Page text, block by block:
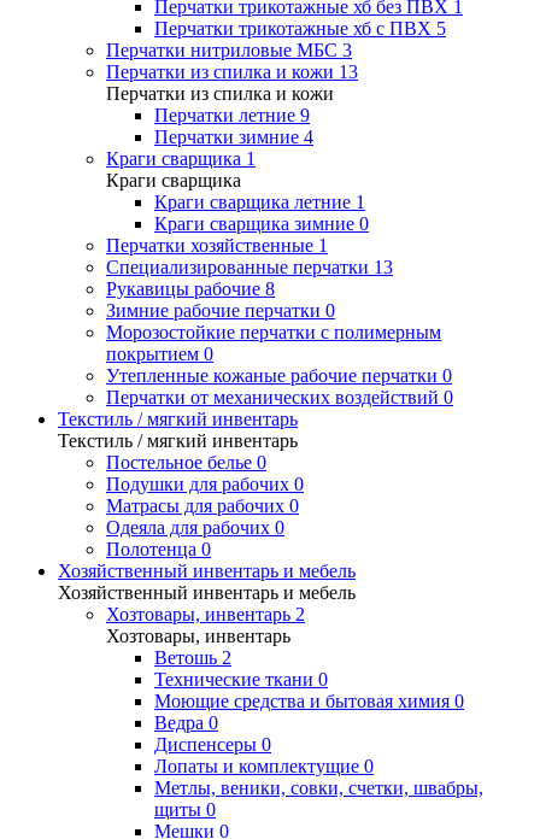
Перчатки трикотажные хб без ПВХ 1
Перчатки трикотажные хб с ПВХ 5
Перчатки нитриловые МБС 3
Перчатки из спилка и кожи 13
Перчатки из спилка и кожи
Перчатки летние 9
Перчатки зимние 4
Краги сварщика 1
Краги сварщика
Краги сварщика летние 1
Краги сварщика зимние 0
Перчатки хозяйственные 1
Специализированные перчатки 13
Рукавицы рабочие 8
Зимние рабочие перчатки 0
Морозостойкие перчатки с полимерным
покрытием 0
Утепленные кожаные рабочие перчатки 0
Перчатки от механических воздействий 0
Текстиль / мягкий инвентарь
Текстиль / мягкий инвентарь
Постельное белье 0
Подушки для рабочих 0
Матрасы для рабочих 0
Одеяла для рабочих 0
Полотенца 0
Хозяйственный инвентарь и мебель
Хозяйственный инвентарь и мебель
Хозтовары, инвентарь 2
Хозтовары, инвентарь
Ветошь 2
Технические ткани 0
Моющие средства и бытовая химия 0
Ведра 0
Диспенсеры 0
Лопаты и комплектущие 0
Метлы, веники, совки, счетки, швабры,
щиты 0
Мешки 0